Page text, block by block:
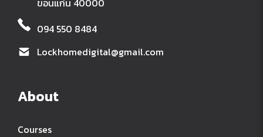
ขอนแก่น 40000
094 550 8484
Lockhomedigital@gmail.com
About
Courses